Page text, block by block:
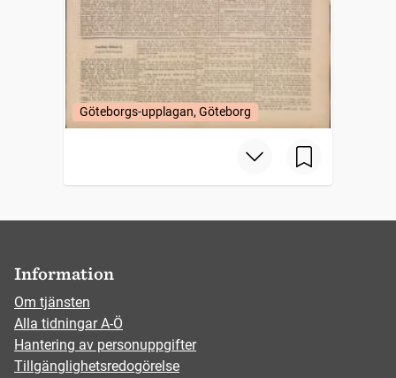
Göteborgs-upplagan, Göteborg
Information
Om tjänsten
Alla tidningar A-Ö
Hantering av personuppgifter
Tillgänglighetsredogörelse